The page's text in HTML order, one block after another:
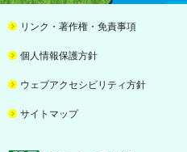
リンク・著作権・免責事項
個人情報保護方針
ウェブアクセシビリティ方針
サイトマップ